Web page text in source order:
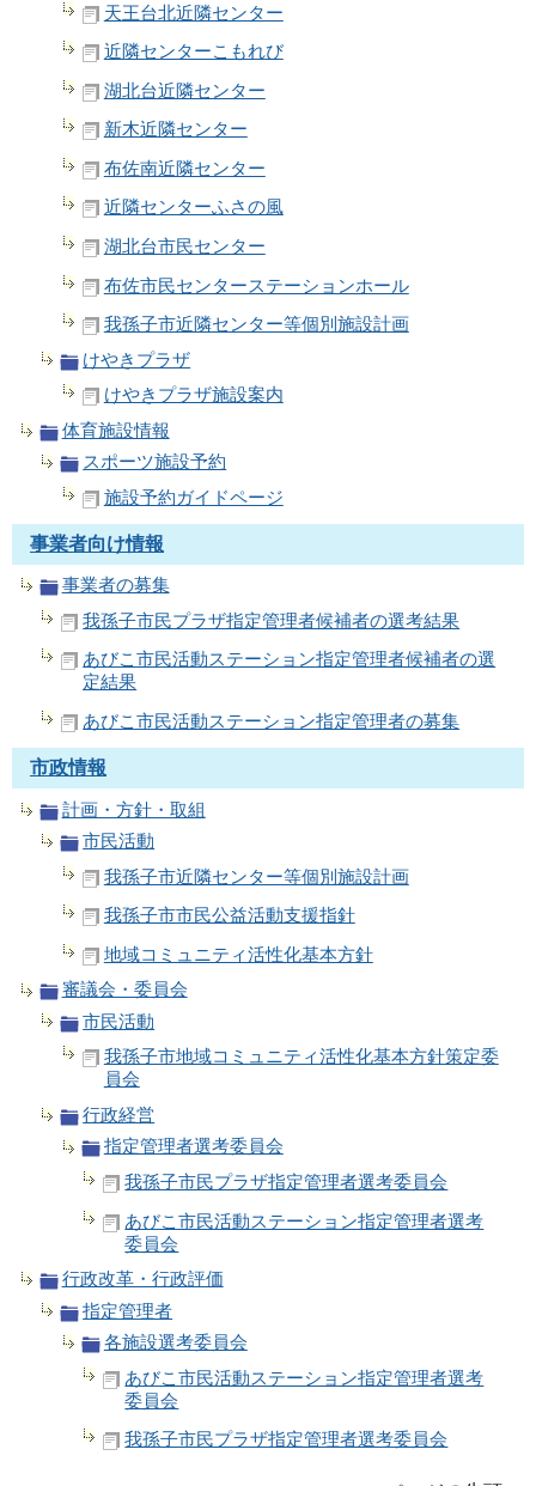
天王台北近隣センター
近隣センターこもれび
湖北台近隣センター
新木近隣センター
布佐南近隣センター
近隣センターふさの風
湖北台市民センター
布佐市民センターステーションホール
我孫子市近隣センター等個別施設計画
けやきプラザ
けやきプラザ施設案内
体育施設情報
スポーツ施設予約
施設予約ガイドページ
事業者向け情報
事業者の募集
我孫子市民プラザ指定管理者候補者の選考結果
あびこ市民活動ステーション指定管理者候補者の選
定結果
あびこ市民活動ステーション指定管理者の募集
市政情報
計画・方針・取組
市民活動
我孫子市近隣センター等個別施設計画
我孫子市市民公益活動支援指針
地域コミュニティ活性化基本方針
審議会・委員会
市民活動
我孫子市地域コミュニティ活性化基本方針策定委
員会
行政経営
指定管理者選考委員会
我孫子市民プラザ指定管理者選考委員会
あびこ市民活動ステーション指定管理者選考
委員会
行政改革・行政評価
指定管理者
各施設選考委員会
あびこ市民活動ステーション指定管理者選考
委員会
我孫子市民プラザ指定管理者選考委員会